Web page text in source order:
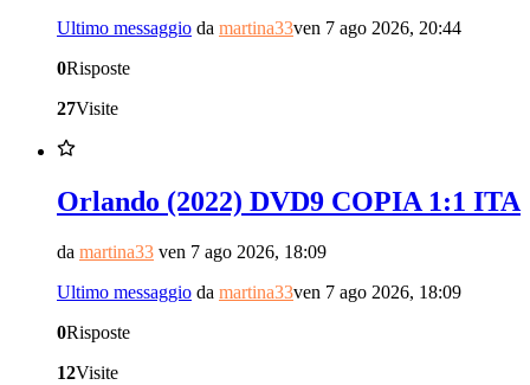
Ultimo messaggio da martina33ven 7 ago 2026, 20:44
0Risposte
27Visite
Orlando (2022) DVD9 COPIA 1:1 ITA
da martina33 ven 7 ago 2026, 18:09
Ultimo messaggio da martina33ven 7 ago 2026, 18:09
0Risposte
12Visite